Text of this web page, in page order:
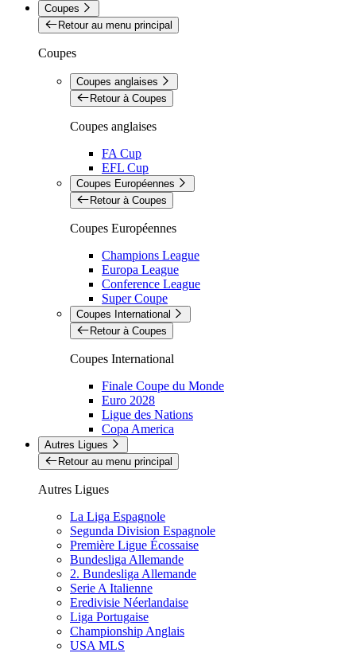
Coupes
Retour au menu principal
Coupes
Coupes anglaises
Retour à Coupes
Coupes anglaises
FA Cup
EFL Cup
Coupes Européennes
Retour à Coupes
Coupes Européennes
Champions League
Europa League
Conference League
Super Coupe
Coupes International
Retour à Coupes
Coupes International
Finale Coupe du Monde
Euro 2028
Ligue des Nations
Copa America
Autres Ligues
Retour au menu principal
Autres Ligues
La Liga Espagnole
Segunda Division Espagnole
Première Ligue Écossaise
Bundesliga Allemande
2. Bundesliga Allemande
Serie A Italienne
Eredivisie Néerlandaise
Liga Portugaise
Championship Anglais
USA MLS